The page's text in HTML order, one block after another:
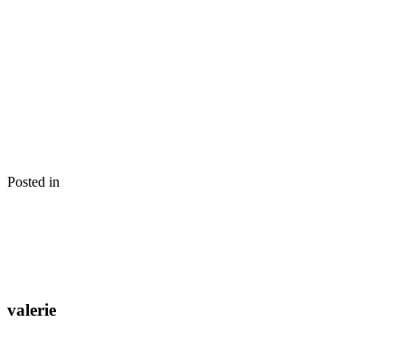
Posted in
valerie